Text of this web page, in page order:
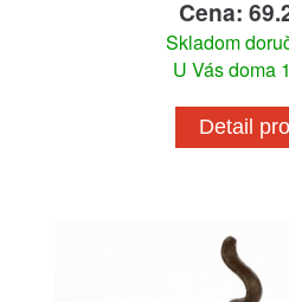
Cena:
Skladom
U Vás doma
Detail